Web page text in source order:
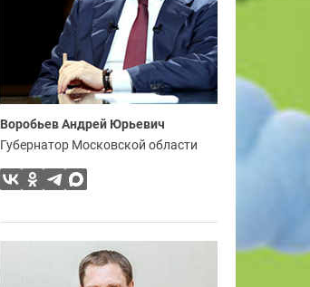
Воробьев Андрей Юрьевич
Губернатор Московской области